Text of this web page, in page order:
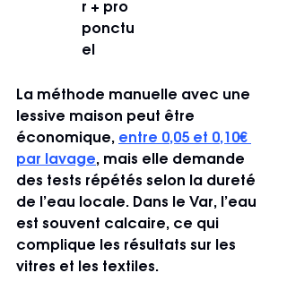
r + pro
ponctu
el
La méthode manuelle avec une
lessive maison peut être
économique, entre 0,05 et 0,10€
par lavage, mais elle demande
des tests répétés selon la dureté
de l’eau locale. Dans le Var, l’eau
est souvent calcaire, ce qui
complique les résultats sur les
vitres et les textiles.